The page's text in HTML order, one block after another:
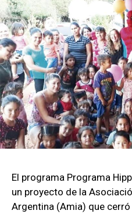
El programa Programa
un proyecto de la
Argentina (Amia) que